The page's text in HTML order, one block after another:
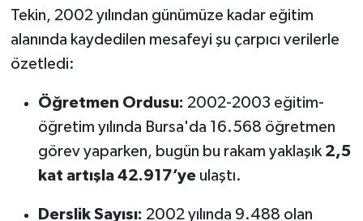
Tekin, 2002 yılından günümüze kadar eğitim
alanında kaydedilen mesafeyi şu çarpıcı verilerle
özetledi:
Öğretmen Ordusu: 2002-2003 eğitim-
öğretim yılında Bursa'da 16.568 öğretmen
görev yaparken, bugün bu rakam yaklaşık 2,5
kat artışla 42.917’yeulaştı.
Derslik Sayısı: 2002 yılında 9.488 olan